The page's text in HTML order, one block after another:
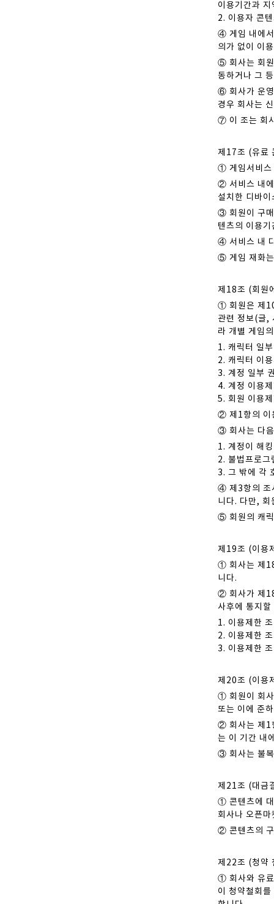
이용기간과
2. 이용자 콘
④ 게임 내에서
의가 없이 이
⑤ 회사는 회원
동하거나 그
⑥ 회사가 운영
경우 회사는
⑦ 이 조는 회
제17조 (유료
① 게임서비스
② 서비스 내에
설치한 디바
③ 회원이 구매
텐츠의 이용
④ 서비스 내
⑤ 게임 재화는
제18조 (회원
① 회원은 제
관련 정보(글,
라 개별 게임
1. 캐릭터 일
2. 캐릭터 이
3. 계정 일부
4. 계정 이용
5. 회원 이용
② 제1항의 이
③ 회사는 다음
1. 계정이 해
2. 불법프로그
3. 그 밖에 각
④ 제3항의 조
니다. 다만, 회
⑤ 회원의 캐릭
제19조 (이용
① 회사는 제
니다.
② 회사가 제
사후에 통지
1. 이용제한
2. 이용제한
3. 이용제한
제20조 (이용
① 회원이 회사
또는 이에 준
② 회사는 제1
는 이 기간 내
③ 회사는 불복
제21조 (대금
① 콘텐츠에 대
회사나 오픈
② 콘텐츠의 구
제22조 (청약
① 회사와 유료
이 청약철회